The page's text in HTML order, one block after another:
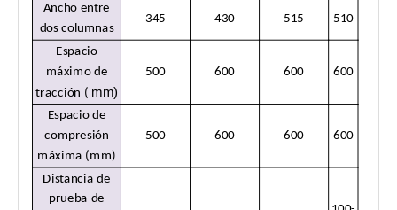
Ancho entre
dos columnas
345 430 515 510
Espacio
máximo de
tracción ( mm)
500 600 600 600
Espacio de
compresión
máxima (mm)
500 600 600 600
Distancia de
prueba de